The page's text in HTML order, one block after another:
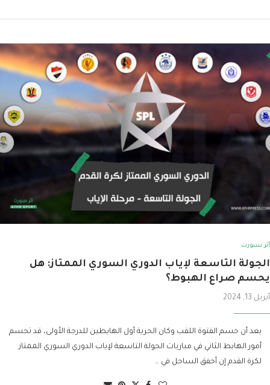
أثر سبورت
الجولة التاسعة لإياب الدوري السوري الممتاز: هل
يحسم صراع الهبوط؟
أبريل 13, 2024
بعد أن حسم الفتوة اللقب وكان الحرية أول الهابطين للدرجة الأولى، قد تحسم
أمور الهابط الثاني في مباريات الجولة التاسعة لإياب الدوري السوري الممتاز
لكرة القدم إن أخفق الساحل في …